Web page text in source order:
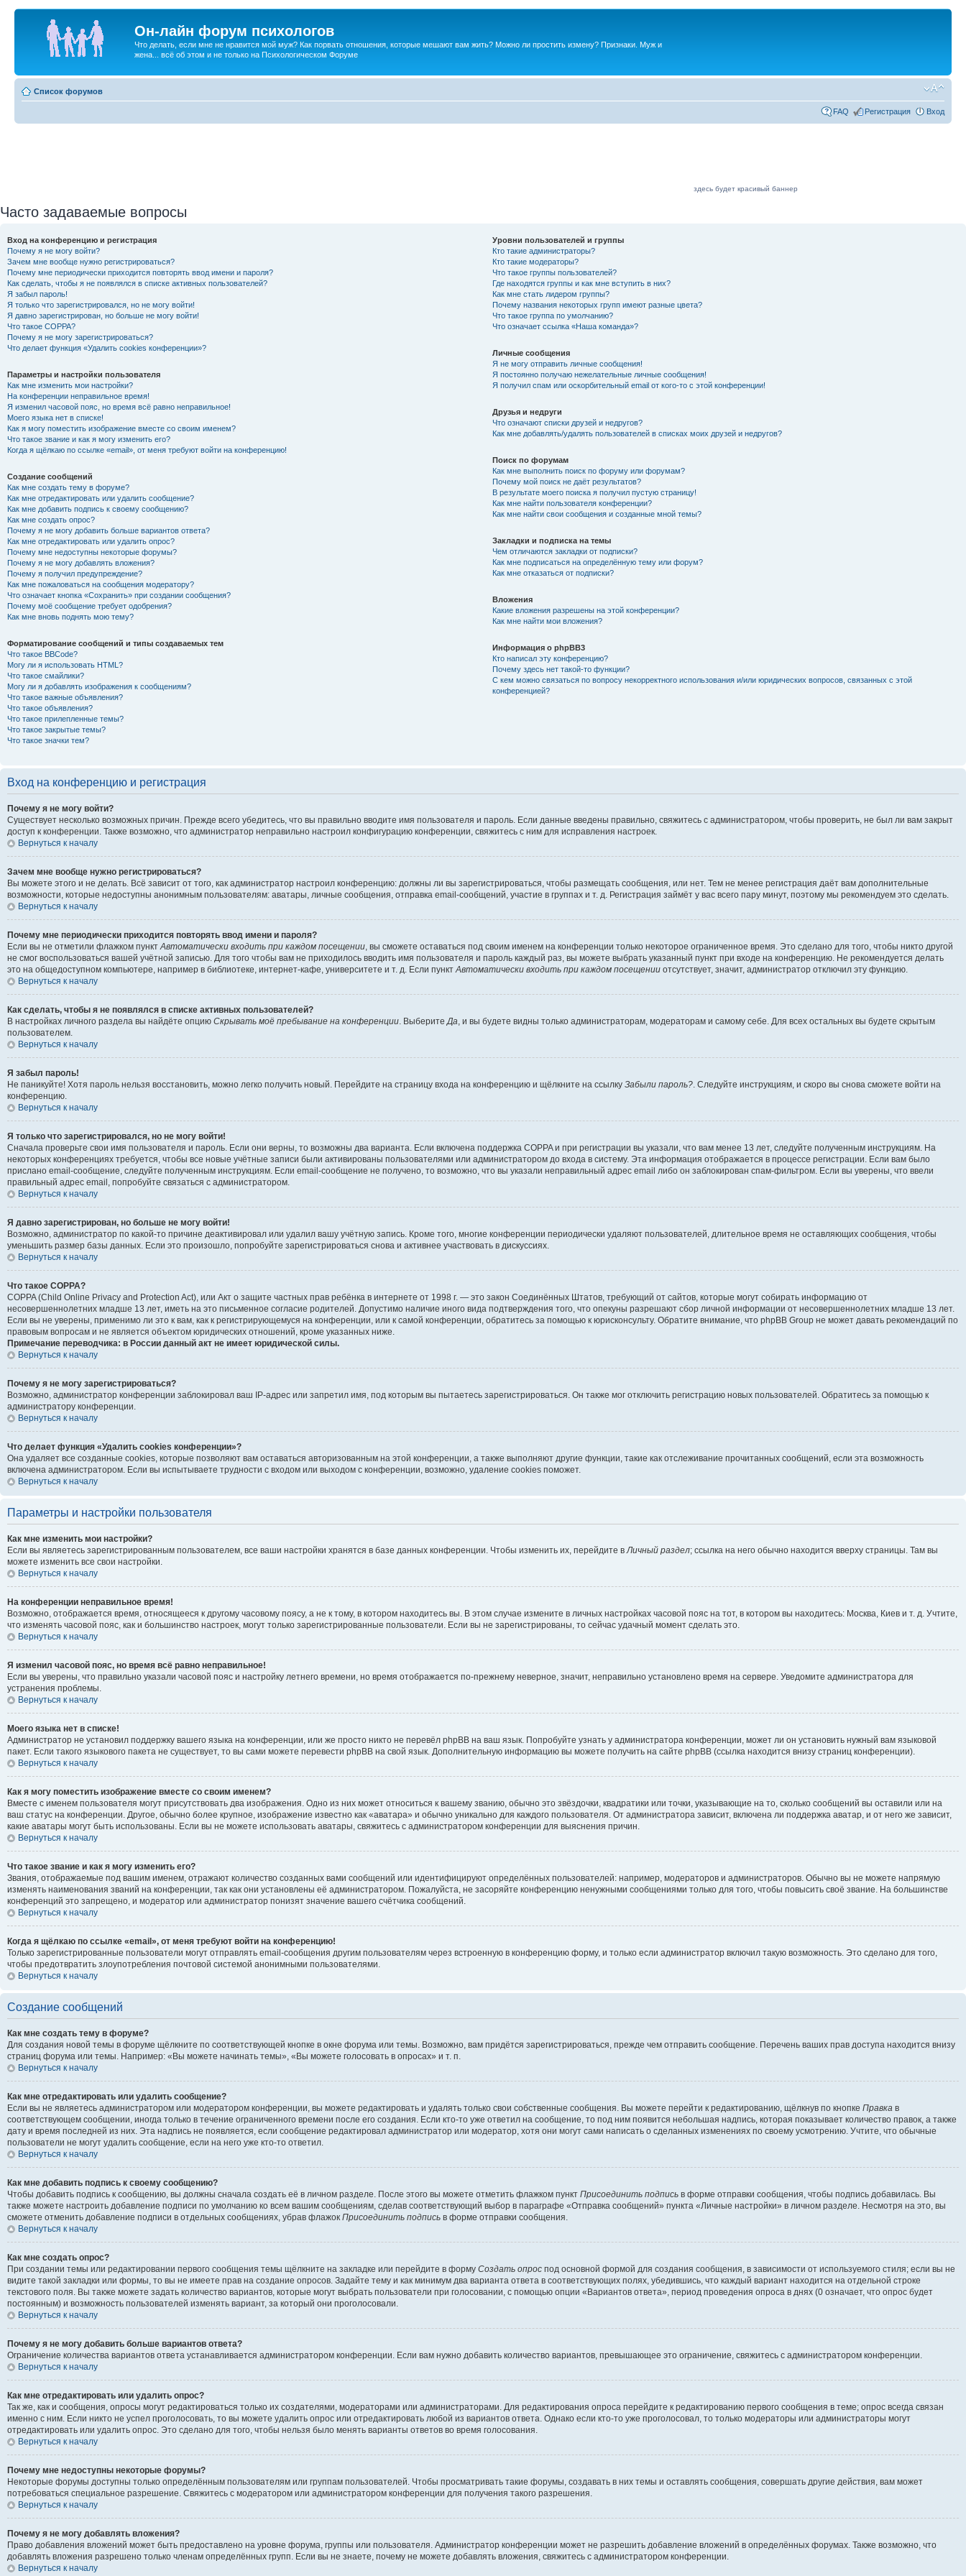
Он-лайн форум психологов
Что делать, если мне не нравится мой муж? Как порвать отношения, которые мешают вам жить? Можно ли простить измену? Признаки. Муж и
жена... всё об этом и не только на Психологическом Форуме
Список форумов
FAQ Регистрация Вход
здесь будет красивый баннер
Часто задаваемые вопросы
Вход на конференцию и регистрация
Почему я не могу войти?
Зачем мне вообще нужно регистрироваться?
Почему мне периодически приходится повторять ввод имени и пароля?
Как сделать, чтобы я не появлялся в списке активных пользователей?
Я забыл пароль!
Я только что зарегистрировался, но не могу войти!
Я давно зарегистрирован, но больше не могу войти!
Что такое COPPA?
Почему я не могу зарегистрироваться?
Что делает функция «Удалить cookies конференции»?
Параметры и настройки пользователя
Как мне изменить мои настройки?
На конференции неправильное время!
Я изменил часовой пояс, но время всё равно неправильное!
Моего языка нет в списке!
Как я могу поместить изображение вместе со своим именем?
Что такое звание и как я могу изменить его?
Когда я щёлкаю по ссылке «email», от меня требуют войти на конференцию!
Создание сообщений
Как мне создать тему в форуме?
Как мне отредактировать или удалить сообщение?
Как мне добавить подпись к своему сообщению?
Как мне создать опрос?
Почему я не могу добавить больше вариантов ответа?
Как мне отредактировать или удалить опрос?
Почему мне недоступны некоторые форумы?
Почему я не могу добавлять вложения?
Почему я получил предупреждение?
Как мне пожаловаться на сообщения модератору?
Что означает кнопка «Сохранить» при создании сообщения?
Почему моё сообщение требует одобрения?
Как мне вновь поднять мою тему?
Форматирование сообщений и типы создаваемых тем
Что такое BBCode?
Могу ли я использовать HTML?
Что такое смайлики?
Могу ли я добавлять изображения к сообщениям?
Что такое важные объявления?
Что такое объявления?
Что такое прилепленные темы?
Что такое закрытые темы?
Что такое значки тем?
Уровни пользователей и группы
Кто такие администраторы?
Кто такие модераторы?
Что такое группы пользователей?
Где находятся группы и как мне вступить в них?
Как мне стать лидером группы?
Почему названия некоторых групп имеют разные цвета?
Что такое группа по умолчанию?
Что означает ссылка «Наша команда»?
Личные сообщения
Я не могу отправить личные сообщения!
Я постоянно получаю нежелательные личные сообщения!
Я получил спам или оскорбительный email от кого-то с этой конференции!
Друзья и недруги
Что означают списки друзей и недругов?
Как мне добавлять/удалять пользователей в списках моих друзей и недругов?
Поиск по форумам
Как мне выполнить поиск по форуму или форумам?
Почему мой поиск не даёт результатов?
В результате моего поиска я получил пустую страницу!
Как мне найти пользователя конференции?
Как мне найти свои сообщения и созданные мной темы?
Закладки и подписка на темы
Чем отличаются закладки от подписки?
Как мне подписаться на определённую тему или форум?
Как мне отказаться от подписки?
Вложения
Какие вложения разрешены на этой конференции?
Как мне найти мои вложения?
Информация о phpBB3
Кто написал эту конференцию?
Почему здесь нет такой-то функции?
С кем можно связаться по вопросу некорректного использования и/или юридических вопросов, связанных с этой
конференцией?
Вход на конференцию и регистрация
Почему я не могу войти?
Существует несколько возможных причин. Прежде всего убедитесь, что вы правильно вводите имя пользователя и пароль. Если данные введены правильно, свяжитесь с администратором, чтобы проверить, не был ли вам закрыт
доступ к конференции. Также возможно, что администратор неправильно настроил конфигурацию конференции, свяжитесь с ним для исправления настроек.
Вернуться к началу
Зачем мне вообще нужно регистрироваться?
Вы можете этого и не делать. Всё зависит от того, как администратор настроил конференцию: должны ли вы зарегистрироваться, чтобы размещать сообщения, или нет. Тем не менее регистрация даёт вам дополнительные
возможности, которые недоступны анонимным пользователям: аватары, личные сообщения, отправка email-сообщений, участие в группах и т. д. Регистрация займёт у вас всего пару минут, поэтому мы рекомендуем это сделать.
Вернуться к началу
Почему мне периодически приходится повторять ввод имени и пароля?
Если вы не отметили флажком пункт Автоматически входить при каждом посещении , вы сможете оставаться под своим именем на конференции только некоторое ограниченное время. Это сделано для того, чтобы никто другой
не смог воспользоваться вашей учётной записью. Для того чтобы вам не приходилось вводить имя пользователя и пароль каждый раз, вы можете выбрать указанный пункт при входе на конференцию. Не рекомендуется делать
это на общедоступном компьютере, например в библиотеке, интернет-кафе, университете и т. д. Если пункт Автоматически входить при каждом посещении отсутствует, значит, администратор отключил эту функцию.
Вернуться к началу
Как сделать, чтобы я не появлялся в списке активных пользователей?
В настройках личного раздела вы найдёте опцию Скрывать моё пребывание на конференции . Выберите Да , и вы будете видны только администраторам, модераторам и самому себе. Для всех остальных вы будете скрытым
пользователем.
Вернуться к началу
Я забыл пароль!
Не паникуйте! Хотя пароль нельзя восстановить, можно легко получить новый. Перейдите на страницу входа на конференцию и щёлкните на ссылку Забыли пароль? . Следуйте инструкциям, и скоро вы снова сможете войти на
конференцию.
Вернуться к началу
Я только что зарегистрировался, но не могу войти!
Сначала проверьте свои имя пользователя и пароль. Если они верны, то возможны два варианта. Если включена поддержка COPPA и при регистрации вы указали, что вам менее 13 лет, следуйте полученным инструкциям. На
некоторых конференциях требуется, чтобы все новые учётные записи были активированы пользователями или администратором до входа в систему. Эта информация отображается в процессе регистрации. Если вам было
прислано email-сообщение, следуйте полученным инструкциям. Если email-сообщение не получено, то возможно, что вы указали неправильный адрес email либо он заблокирован спам-фильтром. Если вы уверены, что ввели
правильный адрес email, попробуйте связаться с администратором.
Вернуться к началу
Я давно зарегистрирован, но больше не могу войти!
Возможно, администратор по какой-то причине деактивировал или удалил вашу учётную запись. Кроме того, многие конференции периодически удаляют пользователей, длительное время не оставляющих сообщения, чтобы
уменьшить размер базы данных. Если это произошло, попробуйте зарегистрироваться снова и активнее участвовать в дискуссиях.
Вернуться к началу
Что такое COPPA?
COPPA (Child Online Privacy and Protection Act), или Акт о защите частных прав ребёнка в интернете от 1998 г. — это закон Соединённых Штатов, требующий от сайтов, которые могут собирать информацию от
несовершеннолетних младше 13 лет, иметь на это письменное согласие родителей. Допустимо наличие иного вида подтверждения того, что опекуны разрешают сбор личной информации от несовершеннолетних младше 13 лет.
Если вы не уверены, применимо ли это к вам, как к регистрирующемуся на конференции, или к самой конференции, обратитесь за помощью к юрисконсульту. Обратите внимание, что phpBB Group не может давать рекомендаций по
правовым вопросам и не является объектом юридических отношений, кроме указанных ниже.
Примечание переводчика: в России данный акт не имеет юридической силы.
Вернуться к началу
Почему я не могу зарегистрироваться?
Возможно, администратор конференции заблокировал ваш IP-адрес или запретил имя, под которым вы пытаетесь зарегистрироваться. Он также мог отключить регистрацию новых пользователей. Обратитесь за помощью к
администратору конференции.
Вернуться к началу
Что делает функция «Удалить cookies конференции»?
Она удаляет все созданные cookies, которые позволяют вам оставаться авторизованным на этой конференции, а также выполняют другие функции, такие как отслеживание прочитанных сообщений, если эта возможность
включена администратором. Если вы испытываете трудности с входом или выходом с конференции, возможно, удаление cookies поможет.
Вернуться к началу
Параметры и настройки пользователя
Как мне изменить мои настройки?
Если вы являетесь зарегистрированным пользователем, все ваши настройки хранятся в базе данных конференции. Чтобы изменить их, перейдите в Личный раздел; ссылка на него обычно находится вверху страницы. Там вы
можете изменить все свои настройки.
Вернуться к началу
На конференции неправильное время!
Возможно, отображается время, относящееся к другому часовому поясу, а не к тому, в котором находитесь вы. В этом случае измените в личных настройках часовой пояс на тот, в котором вы находитесь: Москва, Киев и т. д. Учтите,
что изменять часовой пояс, как и большинство настроек, могут только зарегистрированные пользователи. Если вы не зарегистрированы, то сейчас удачный момент сделать это.
Вернуться к началу
Я изменил часовой пояс, но время всё равно неправильное!
Если вы уверены, что правильно указали часовой пояс и настройку летнего времени, но время отображается по-прежнему неверное, значит, неправильно установлено время на сервере. Уведомите администратора для
устранения проблемы.
Вернуться к началу
Моего языка нет в списке!
Администратор не установил поддержку вашего языка на конференции, или же просто никто не перевёл phpBB на ваш язык. Попробуйте узнать у администратора конференции, может ли он установить нужный вам языковой
пакет. Если такого языкового пакета не существует, то вы сами можете перевести phpBB на свой язык. Дополнительную информацию вы можете получить на сайте phpBB (ссылка находится внизу страниц конференции).
Вернуться к началу
Как я могу поместить изображение вместе со своим именем?
Вместе с именем пользователя могут присутствовать два изображения. Одно из них может относиться к вашему званию, обычно это звёздочки, квадратики или точки, указывающие на то, сколько сообщений вы оставили или на
ваш статус на конференции. Другое, обычно более крупное, изображение известно как «аватара» и обычно уникально для каждого пользователя. От администратора зависит, включена ли поддержка аватар, и от него же зависит,
какие аватары могут быть использованы. Если вы не можете использовать аватары, свяжитесь с администратором конференции для выяснения причин.
Вернуться к началу
Что такое звание и как я могу изменить его?
Звания, отображаемые под вашим именем, отражают количество созданных вами сообщений или идентифицируют определённых пользователей: например, модераторов и администраторов. Обычно вы не можете напрямую
изменять наименования званий на конференции, так как они установлены её администратором. Пожалуйста, не засоряйте конференцию ненужными сообщениями только для того, чтобы повысить своё звание. На большинстве
конференций это запрещено, и модератор или администратор понизят значение вашего счётчика сообщений.
Вернуться к началу
Когда я щёлкаю по ссылке «email», от меня требуют войти на конференцию!
Только зарегистрированные пользователи могут отправлять email-сообщения другим пользователям через встроенную в конференцию форму, и только если администратор включил такую возможность. Это сделано для того,
чтобы предотвратить злоупотребления почтовой системой анонимными пользователями.
Вернуться к началу
Создание сообщений
Как мне создать тему в форуме?
Для создания новой темы в форуме щёлкните по соответствующей кнопке в окне форума или темы. Возможно, вам придётся зарегистрироваться, прежде чем отправить сообщение. Перечень ваших прав доступа находится внизу
страниц форума или темы. Например: «Вы можете начинать темы», «Вы можете голосовать в опросах» и т. п.
Вернуться к началу
Как мне отредактировать или удалить сообщение?
Если вы не являетесь администратором или модератором конференции, вы можете редактировать и удалять только свои собственные сообщения. Вы можете перейти к редактированию, щёлкнув по кнопке Правка в
соответствующем сообщении, иногда только в течение ограниченного времени после его создания. Если кто-то уже ответил на сообщение, то под ним появится небольшая надпись, которая показывает количество правок, а также
дату и время последней из них. Эта надпись не появляется, если сообщение редактировал администратор или модератор, хотя они могут сами написать о сделанных изменениях по своему усмотрению. Учтите, что обычные
пользователи не могут удалить сообщение, если на него уже кто-то ответил.
Вернуться к началу
Как мне добавить подпись к своему сообщению?
Чтобы добавить подпись к сообщению, вы должны сначала создать её в личном разделе. После этого вы можете отметить флажком пункт Присоединить подпись в форме отправки сообщения, чтобы подпись добавилась. Вы
также можете настроить добавление подписи по умолчанию ко всем вашим сообщениям, сделав соответствующий выбор в параграфе «Отправка сообщений» пункта «Личные настройки» в личном разделе. Несмотря на это, вы
сможете отменить добавление подписи в отдельных сообщениях, убрав флажок Присоединить подпись в форме отправки сообщения.
Вернуться к началу
Как мне создать опрос?
При создании темы или редактировании первого сообщения темы щёлкните на закладке или перейдите в форму Создать опрос под основной формой для создания сообщения, в зависимости от используемого стиля; если вы не
видите такой закладки или формы, то вы не имеете прав на создание опросов. Задайте тему и как минимум два варианта ответа в соответствующих полях, убедившись, что каждый вариант находится на отдельной строке
текстового поля. Вы также можете задать количество вариантов, которые могут выбрать пользователи при голосовании, с помощью опции «Вариантов ответа», период проведения опроса в днях (0 означает, что опрос будет
постоянным) и возможность пользователей изменять вариант, за который они проголосовали.
Вернуться к началу
Почему я не могу добавить больше вариантов ответа?
Ограничение количества вариантов ответа устанавливается администратором конференции. Если вам нужно добавить количество вариантов, превышающее это ограничение, свяжитесь с администратором конференции.
Вернуться к началу
Как мне отредактировать или удалить опрос?
Так же, как и сообщения, опросы могут редактироваться только их создателями, модераторами или администраторами. Для редактирования опроса перейдите к редактированию первого сообщения в теме; опрос всегда связан
именно с ним. Если никто не успел проголосовать, то вы можете удалить опрос или отредактировать любой из вариантов ответа. Однако если кто-то уже проголосовал, то только модераторы или администраторы могут
отредактировать или удалить опрос. Это сделано для того, чтобы нельзя было менять варианты ответов во время голосования.
Вернуться к началу
Почему мне недоступны некоторые форумы?
Некоторые форумы доступны только определённым пользователям или группам пользователей. Чтобы просматривать такие форумы, создавать в них темы и оставлять сообщения, совершать другие действия, вам может
потребоваться специальное разрешение. Свяжитесь с модератором или администратором конференции для получения такого разрешения.
Вернуться к началу
Почему я не могу добавлять вложения?
Право добавления вложений может быть предоставлено на уровне форума, группы или пользователя. Администратор конференции может не разрешить добавление вложений в определённых форумах. Также возможно, что
добавлять вложения разрешено только членам определённых групп. Если вы не знаете, почему не можете добавлять вложения, свяжитесь с администратором конференции.
Вернуться к началу